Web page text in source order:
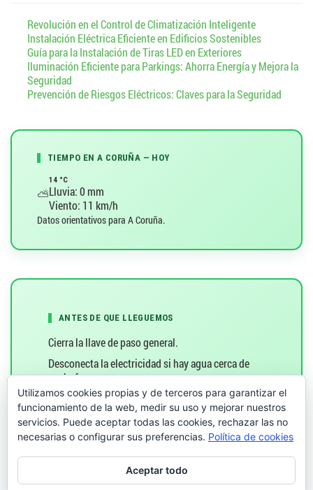
ó
l
a
t
r
a
d
Revolución en el Control de Climatización Inteligente
Instalación Eléctrica Eficiente en Edificios Sostenibles
Guía para la Instalación de Tiras LED en Exteriores
Iluminación Eficiente para Parkings: Ahorra Energía y Mejora la
Seguridad
Prevención de Riesgos Eléctricos: Claves para la Seguridad
TIEMPO EN A CORUÑA — HOY
⛅
14 °C
Lluvia: 0 mm
Viento: 11 km/h
Datos orientativos para A Coruña.
ANTES DE QUE LLEGUEMOS
Cierra la llave de paso general.
Desconecta la electricidad si hay agua cerca de
enchufes.
Retira objetos sensibles (muebles, textiles).
Coloca toallas o cubos para contener la fuga.
Llámanos:
981 30 97 97
Utilizamos cookies propias y de terceros para garantizar el
funcionamiento de la web, medir su uso y mejorar nuestros
servicios. Puede aceptar todas las cookies, rechazar las no
necesarias o configurar sus preferencias. Política de cookies
Aceptar todo